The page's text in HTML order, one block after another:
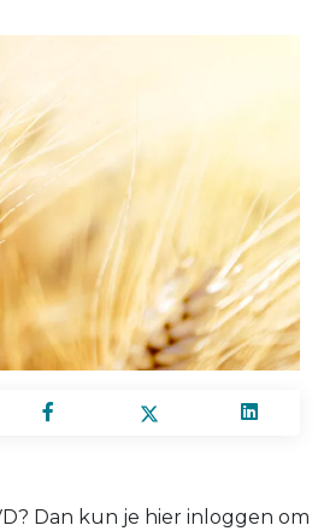
Dan kun je hier inloggen om